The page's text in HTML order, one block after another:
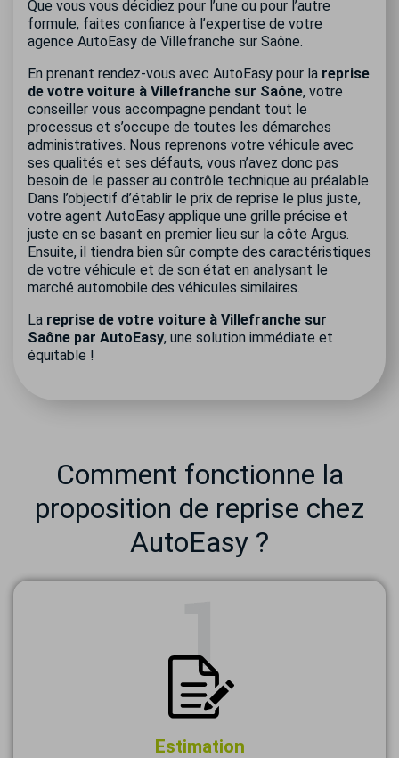
Que vous vous décidiez pour l’une ou pour l’autre
formule, faites confiance à l’expertise de votre
agence AutoEasy de Villefranche sur Saône.
En prenant rendez-vous avec AutoEasy pour la reprise
de votre voiture à Villefranche sur Saône, votre
conseiller vous accompagne pendant tout le
processus et s’occupe de toutes les démarches
administratives. Nous reprenons votre véhicule avec
ses qualités et ses défauts, vous n’avez donc pas
besoin de le passer au contrôle technique au préalable.
Dans l’objectif d’établir le prix de reprise le plus juste,
votre agent AutoEasy applique une grille précise et
juste en se basant en premier lieu sur la côte Argus.
Ensuite, il tiendra bien sûr compte des caractéristiques
de votre véhicule et de son état en analysant le
marché automobile des véhicules similaires.
La reprise de votre voiture à Villefranche sur
Saône par AutoEasy, une solution immédiate et
équitable !
Comment fonctionne la
proposition de reprise chez
AutoEasy ?
Estimation